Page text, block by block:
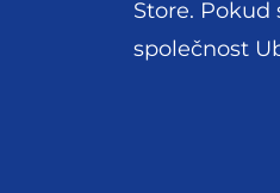
Store.
společnost